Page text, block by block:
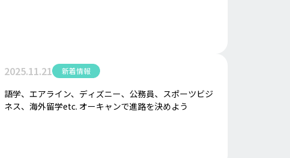
2025.11.21 新着情報
語学、エアライン、ディズニー、公務員、スポーツビジ
ネス、海外留学etc. オーキャンで進路を決めよう